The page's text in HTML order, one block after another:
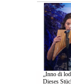
„Inno di
Dieses